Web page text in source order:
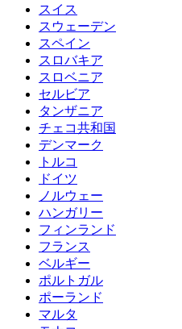
スイス
スウェーデン
スペイン
スロバキア
スロベニア
セルビア
タンザニア
チェコ共和国
デンマーク
トルコ
ドイツ
ノルウェー
ハンガリー
フィンランド
フランス
ベルギー
ポルトガル
ポーランド
マルタ